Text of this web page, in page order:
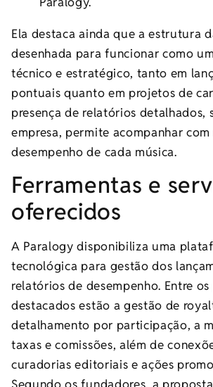
Ela destaca ainda que a estrutura
desenhada para funcionar como
técnico e estratégico, tanto em
pontuais quanto em projetos de
presença de relatórios detalhados,
empresa, permite acompanhar
desempenho de cada música.
Ferramentas e
oferecidos
A Paralogy disponibiliza uma
tecnológica para gestão dos
relatórios de desempenho. Entre
destacados estão a gestão de
detalhamento por participação, a
taxas e comissões, além de
curadorias editoriais e ações